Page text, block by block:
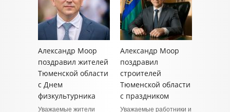
Александр Моор
поздравил жителей
Тюменской области
с Днем
физкультурника
Уважаемые жители
Александр Моор
поздравил
строителей
Тюменской области
с праздником
Уважаемые работники и